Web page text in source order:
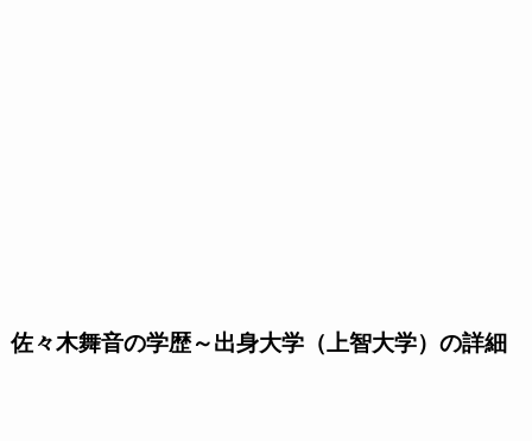
佐々木舞音の学歴～出身大学（上智大学）の詳細